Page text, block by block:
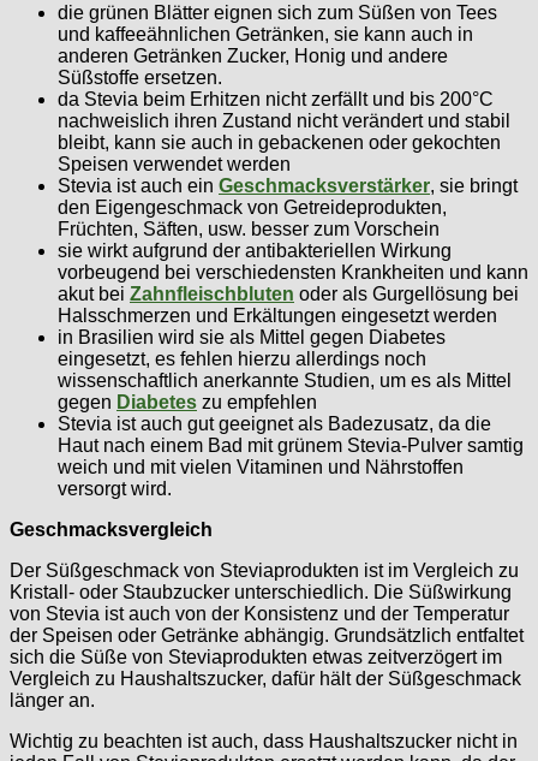
die grünen Blätter eignen sich zum Süßen von Tees
und kaffeeähnlichen Getränken, sie kann auch in
anderen Getränken Zucker, Honig und andere
Süßstoffe ersetzen.
da Stevia beim Erhitzen nicht zerfällt und bis 200°C
nachweislich ihren Zustand nicht verändert und stabil
bleibt, kann sie auch in gebackenen oder gekochten
Speisen verwendet werden
Stevia ist auch ein Geschmacksverstärker, sie bringt
den Eigengeschmack von Getreideprodukten,
Früchten, Säften, usw. besser zum Vorschein
sie wirkt aufgrund der antibakteriellen Wirkung
vorbeugend bei verschiedensten Krankheiten und kann
akut bei Zahnfleischbluten oder als Gurgellösung bei
Halsschmerzen und Erkältungen eingesetzt werden
in Brasilien wird sie als Mittel gegen Diabetes
eingesetzt, es fehlen hierzu allerdings noch
wissenschaftlich anerkannte Studien, um es als Mittel
gegen Diabetes zu empfehlen
Stevia ist auch gut geeignet als Badezusatz, da die
Haut nach einem Bad mit grünem Stevia-Pulver samtig
weich und mit vielen Vitaminen und Nährstoffen
versorgt wird.
Geschmacksvergleich
Der Süßgeschmack von Steviaprodukten ist im Vergleich zu
Kristall- oder Staubzucker unterschiedlich. Die Süßwirkung
von Stevia ist auch von der Konsistenz und der Temperatur
der Speisen oder Getränke abhängig. Grundsätzlich entfaltet
sich die Süße von Steviaprodukten etwas zeitverzögert im
Vergleich zu Haushaltszucker, dafür hält der Süßgeschmack
länger an.
Wichtig zu beachten ist auch, dass Haushaltszucker nicht in